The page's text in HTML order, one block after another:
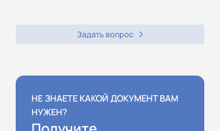
Задать вопрос
НЕ ЗНАЕТЕ КАКОЙ ДОКУМЕНТ ВАМ
НУЖЕН?